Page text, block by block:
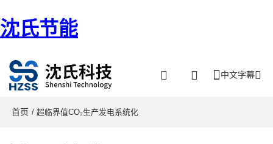
沈氏节能
中文字幕
首页 / 超临界值CO₂生产发电系统化